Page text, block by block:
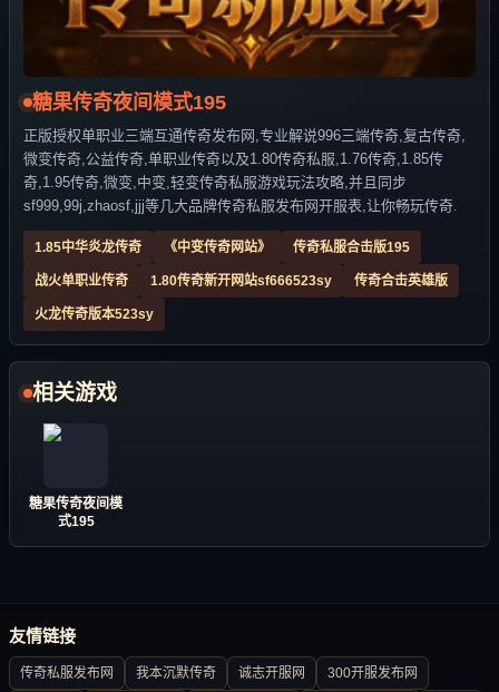
糖果传奇夜间模式195
正版授权单职业三端互通传奇发布网,专业解说996三端传奇,复古传奇,
微变传奇,公益传奇,单职业传奇以及1.80传奇私服,1.76传奇,1.85传
奇,1.95传奇,微变,中变,轻变传奇私服游戏玩法攻略,并且同步
sf999,99j,zhaosf,jjj等几大品牌传奇私服发布网开服表,让你畅玩传奇.
1.85中华炎龙传奇 《中变传奇网站》 传奇私服合击版195
战火单职业传奇 1.80传奇新开网站sf666523sy 传奇合击英雄版
火龙传奇版本523sy
相关游戏
糖果传奇夜间模
式195
友情链接
传奇私服发布网 我本沉默传奇 诚志开服网 300开服发布网